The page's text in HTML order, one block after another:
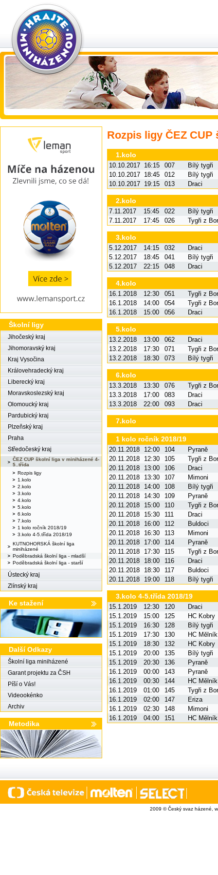
Školní ligy
Jihočeský kraj
Jihomoravský kraj
Kraj Vysočina
Královehradecký kraj
Liberecký kraj
Moravskoslezský kraj
Olomoucký kraj
Pardubický kraj
Plzeňský kraj
Praha
Středočeský kraj
ČEZ CUP školní liga v miniházené 4-
5..třída
Rozpis ligy
1.kolo
2.kolo
3.kolo
4.kolo
5.kolo
6.kolo
7.kolo
1 kolo ročník 2018/19
3.kolo 4-5.třída 2018/19
KUTNOHORSKÁ školní liga
miniházené
Poděbradská školní liga - mladší
Poděbradská školní liga - starší
Ústecký kraj
Zlínský kraj
Ke stažení
Další Odkazy
Školní liga miniházené
Garant projektu za ČSH
Píší o Vás!
Videookénko
Archiv
Metodika
Rozpis ligy ČEZ
1.kolo
10.10.2017 16:15 007
Bílý tygři
10.10.2017 18:45 012
Bílý tygři
10.10.2017 19:15 013 Draci
2.kolo
7.11.2017 15:45 022
Bílý tygři
7.11.2017
17:45 026 Tygři z
3.kolo
5.12.2017 14:15 032
Draci
5.12.2017
18:45 041
Bílý tygři
5.12.2017
22:15 048 Draci
4.kolo
16.1.2018 12:30 051
Tygři z
16.1.2018
14:00 054
Tygři z
16.1.2018
15:00 056 Draci
5.kolo
13.2.2018 13:00 062
Draci
13.2.2018
17:30 071
Tygři z
13.2.2018
18:30 073 Bílý tygři
6.kolo
13.3.2018 13:30 076
Tygři z
13.3.2018
17:00 083
Draci
13.3.2018
22:00 093 Draci
7.kolo
1 kolo ročník 2018/19
20.11.2018 12:00 104
Pyraně
20.11.2018
12:30 105
Tygři z
20.11.2018
13:00 106
Draci
20.11.2018
13:30 107
Mimoni
20.11.2018
14:00 108
Bílý tygři
20.11.2018
14:30 109
Pyraně
20.11.2018
15:00 110
Tygři z
20.11.2018
15:30 111
Draci
20.11.2018
16:00 112
Buldoci
20.11.2018
16:30 113
Mimoni
20.11.2018
17:00 114
Pyraně
20.11.2018
17:30 115
Tygři z
20.11.2018
18:00 116
Draci
20.11.2018
18:30 117
Buldoci
20.11.2018
19:00 118 Bílý tygři
3.kolo 4-5.třída 2018/19
15.1.2019 12:30 120
Draci
15.1.2019
15:00 125
HC Kobry
15.1.2019
16:30 128
Bílý tygři
15.1.2019
17:30 130
HC Mělník
15.1.2019
18:30 132
HC Kobry
15.1.2019
20:00 135
Bílý tygři
15.1.2019
20:30 136
Pyraně
16.1.2019
00:00 143
Pyraně
16.1.2019
00:30 144
HC Mělník
16.1.2019
01:00 145
Tygři z
16.1.2019
02:00 147
Eriza
16.1.2019
02:30 148
Mimoni
16.1.2019
04:00 151 HC Mělník
2009 © Český svaz házené,